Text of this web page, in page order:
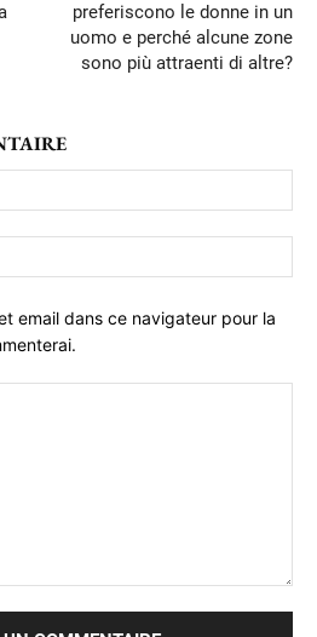
preferiscono le donne in un
uomo e perché alcune zone
sono più attraenti di altre?
:*
:*
email dans ce navigateur pour la